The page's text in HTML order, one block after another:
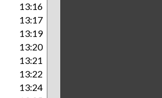
13:16
13:17
13:19
13:20
13:21
13:22
13:24